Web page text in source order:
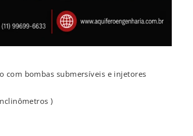
com bombas submersíveis e injetores
)